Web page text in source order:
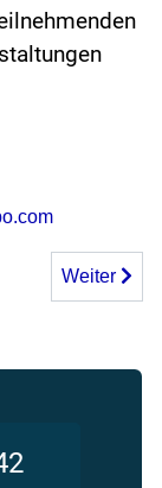
Nächster
Weiter